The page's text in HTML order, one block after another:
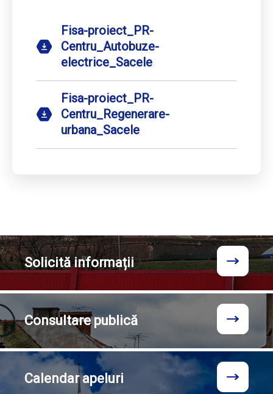
Fisa-proiect_PR-
Centru_Autobuze-
electrice_Sacele
Fisa-proiect_PR-
Centru_Regenerare-
urbana_Sacele
Solicităinformații
Consultarepublică
Calendarapeluri